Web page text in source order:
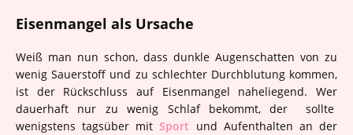
Eisenmangel als Ursache
Weiß man nun schon, dass dunkle Augenschatten von zu
wenig Sauerstoff und zu schlechter Durchblutung kommen,
ist der Rückschluss auf Eisenmangel naheliegend. Wer
dauerhaft nur zu wenig Schlaf bekommt, der sollte
wenigstens tagsüber mitSport und Aufenthalten an der